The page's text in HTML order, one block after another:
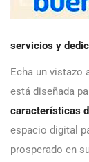
servicios y
Echa un vistazo
está diseñada
características
espacio digital
prosperado en